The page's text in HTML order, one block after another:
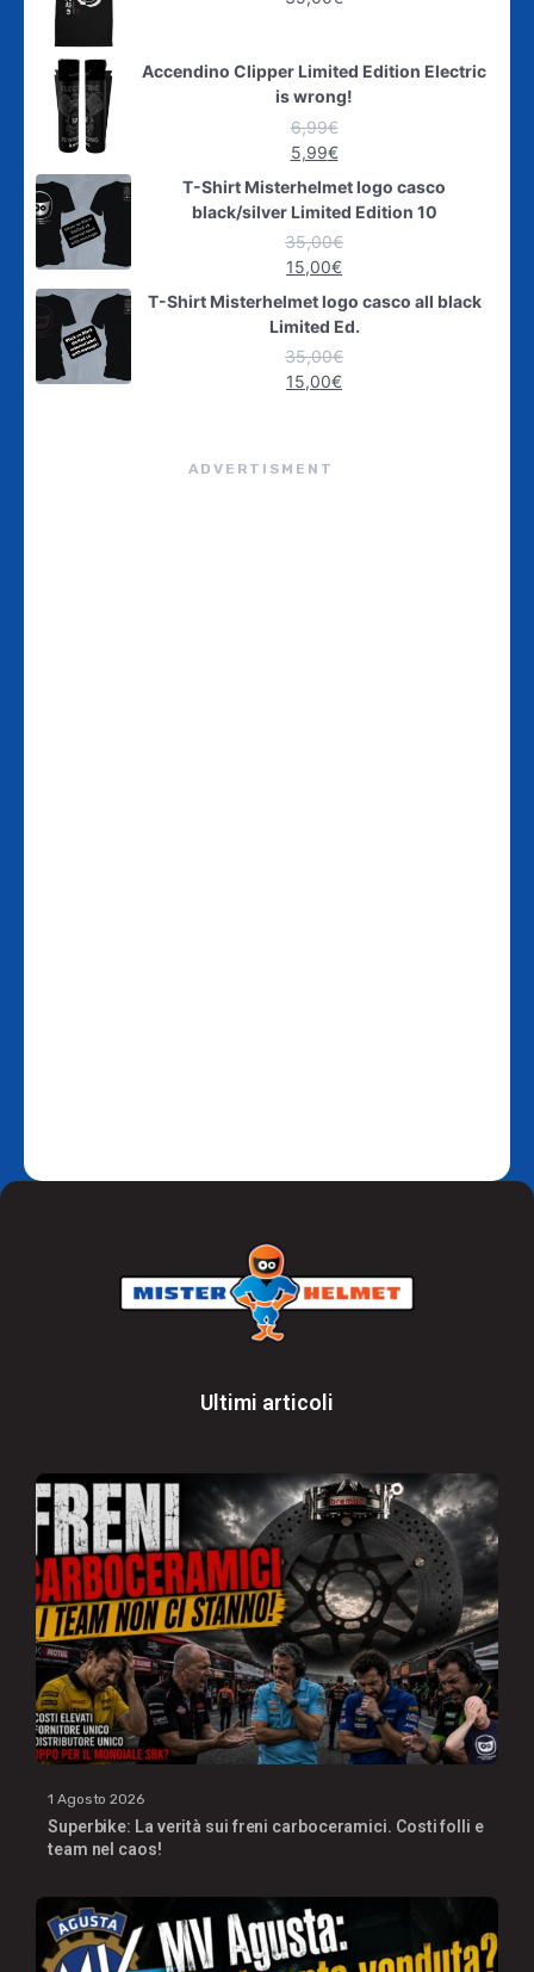
Accendino Clipper Limited Edition Electric
is wrong!
6,99€
5,99€
T-Shirt Misterhelmet logo casco
black/silver Limited Edition 10
35,00€
15,00€
T-Shirt Misterhelmet logo casco all black
Limited Ed.
35,00€
15,00€
ADVERTISMENT
Ultimi articoli
1 Agosto 2026
Superbike: La verità sui freni carboceramici. Costi folli e
team nel caos!